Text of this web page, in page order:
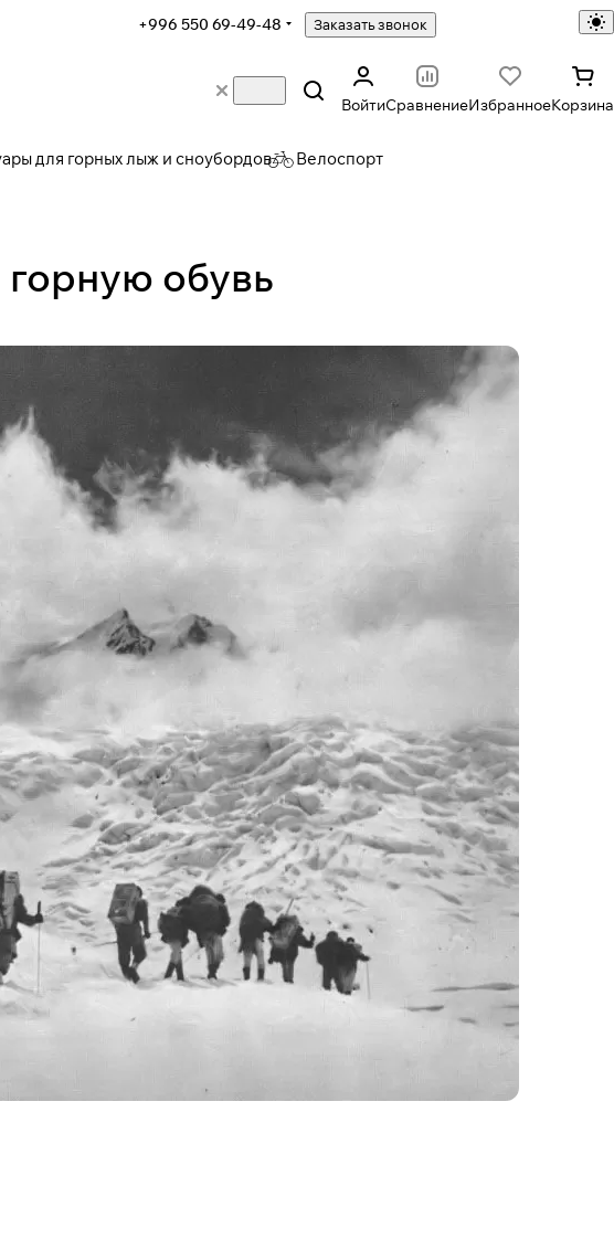
+996 550 69-49-48 Заказать звонок
ВойтиСравнениеИзбранноеКорзина
для горных лыж и сноубордов Велоспорт
обувь